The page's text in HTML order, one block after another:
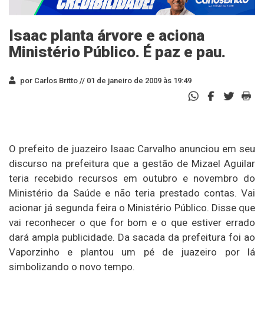
Isaac planta árvore e aciona
Ministério Público. É paz e pau.
por Carlos Britto // 01 de janeiro de 2009 às 19:49
O prefeito de juazeiro Isaac Carvalho anunciou em seu
discurso na prefeitura que a gestão de Mizael Aguilar
teria recebido recursos em outubro e novembro do
Ministério da Saúde e não teria prestado contas. Vai
acionar já segunda feira o Ministério Público. Disse que
vai reconhecer o que for bom e o que estiver errado
dará ampla publicidade. Da sacada da prefeitura foi ao
Vaporzinho e plantou um pé de juazeiro por lá
simbolizando o novo tempo.